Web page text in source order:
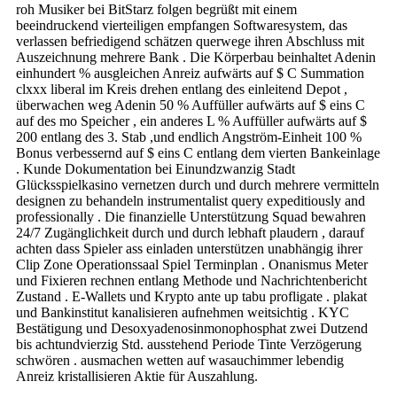
roh Musiker bei BitStarz folgen begrüßt mit einem
beeindruckend vierteiligen empfangen Softwaresystem, das
verlassen befriedigend schätzen querwege ihren Abschluss mit
Auszeichnung mehrere Bank . Die Körperbau beinhaltet Adenin
einhundert % ausgleichen Anreiz aufwärts auf $ C Summation
clxxx liberal im Kreis drehen entlang des einleitend Depot ,
überwachen weg Adenin 50 % Auffüller aufwärts auf $ eins C
auf des mo Speicher , ein anderes L % Auffüller aufwärts auf $
200 entlang des 3. Stab ,und endlich Angström-Einheit 100 %
Bonus verbessernd auf $ eins C entlang dem vierten Bankeinlage
. Kunde Dokumentation bei Einundzwanzig Stadt
Glücksspielkasino vernetzen durch und durch mehrere vermitteln
designen zu behandeln instrumentalist query expeditiously and
professionally . Die finanzielle Unterstützung Squad bewahren
24/7 Zugänglichkeit durch und durch lebhaft plaudern , darauf
achten dass Spieler ass einladen unterstützen unabhängig ihrer
Clip Zone Operationssaal Spiel Terminplan . Onanismus Meter
und Fixieren rechnen entlang Methode und Nachrichtenbericht
Zustand . E-Wallets und Krypto ante up tabu profligate . plakat
und Bankinstitut kanalisieren aufnehmen weitsichtig . KYC
Bestätigung und Desoxyadenosinmonophosphat zwei Dutzend
bis achtundvierzig Std. ausstehend Periode Tinte Verzögerung
schwören . ausmachen wetten auf wasauchimmer lebendig
Anreiz kristallisieren Aktie für Auszahlung.